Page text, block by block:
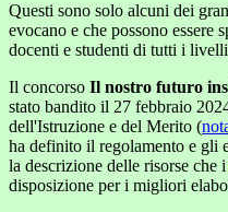
Questi sono solo alcuni dei
evocano e che possono essere
docenti e studenti di tutti i
Il concorso Il nostro futuro
stato bandito il 27 febbraio
dell'Istruzione e del Merito (
ha definito il regolamento e gli
la descrizione delle risorse che i
disposizione per i migliori